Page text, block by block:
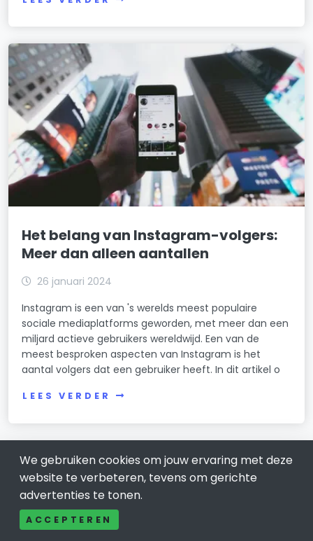
Het belang van Instagram-volgers:
Meer dan alleen aantallen
26 januari 2024
Instagram is een van 's werelds meest populaire
sociale mediaplatforms geworden, met meer dan een
miljard actieve gebruikers wereldwijd. Een van de
meest besproken aspecten van Instagram is het
aantal volgers dat een gebruiker heeft. In dit artikel o
LEES VERDER
We gebruiken cookies om jouw ervaring met deze
website te verbeteren, tevens om gerichte
advertenties te tonen.
ACCEPTEREN